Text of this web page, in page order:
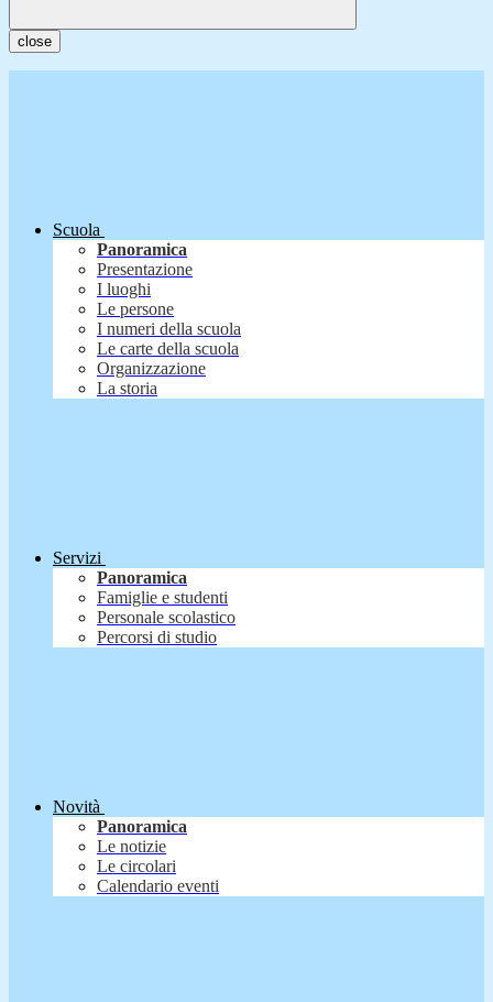
close
Scuola
Panoramica
Presentazione
I luoghi
Le persone
I numeri della scuola
Le carte della scuola
Organizzazione
La storia
Servizi
Panoramica
Famiglie e studenti
Personale scolastico
Percorsi di studio
Novità
Panoramica
Le notizie
Le circolari
Calendario eventi